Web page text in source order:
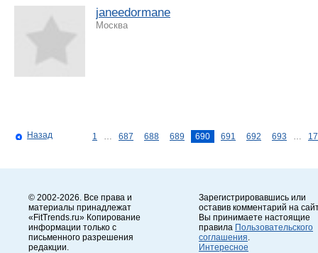
janeedormane
Москва
Назад 1 687 688 689 690 691 692 693
© 2002-2026. Все права и
материалы принадлежат
«FitTrends.ru» Копирование
информации только с
письменного разрешения
редакции.
Зарегистрировавшись или
оставив комментарий на
Вы принимаете настоящие
правила Пользовательского
соглашения
Интересное